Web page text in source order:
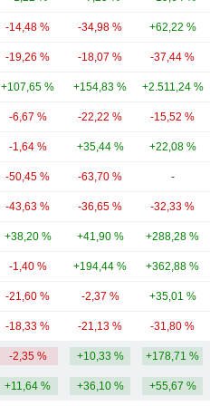
-14,48 % -34,98 % +62,22 %
-19,26 % -18,07 % -37,44 %
+107,65 % +154,83 % +2.511,24 %
-6,67 % -22,22 % -15,52 %
-1,64 % +35,44 % +22,08 %
-50,45 % -63,70 % -
-43,63 % -36,65 % -32,33 %
+38,20 % +41,90 % +288,28 %
-1,40 % +194,44 % +362,88 %
-21,60 % -2,37 % +35,01 %
-18,33 % -21,13 % -31,80 %
-2,35 % +10,33 % +178,71 %
+11,64 % +36,10 % +55,67 %